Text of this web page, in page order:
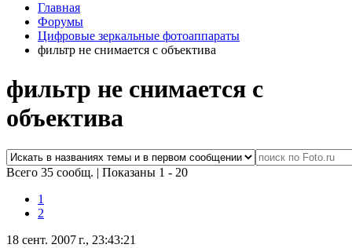
Главная
Форумы
Цифровые зеркальные фотоаппараты
фильтр не снимается с объектива
фильтр не снимается с
объектива
Всего 35 сообщ. | Показаны 1 - 20
1
2
18 сент. 2007 г., 23:43:21